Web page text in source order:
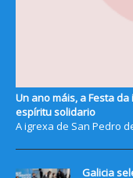
Un ano máis, a Festa
espíritu solidario
A igrexa de San Pedro
Galicia